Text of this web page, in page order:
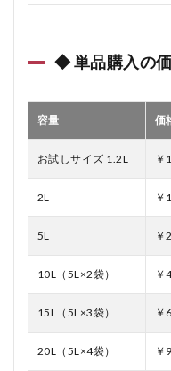
◆ 単品購入の価
容量 価
お試しサイズ 1.2L ￥
2L ￥
5L ￥
10L（5L×2袋） ￥
15L（5L×3袋） ￥
20L（5L×4袋） ￥